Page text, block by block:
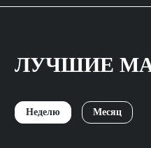
ЛУЧШИЕ
Неделю Месяц